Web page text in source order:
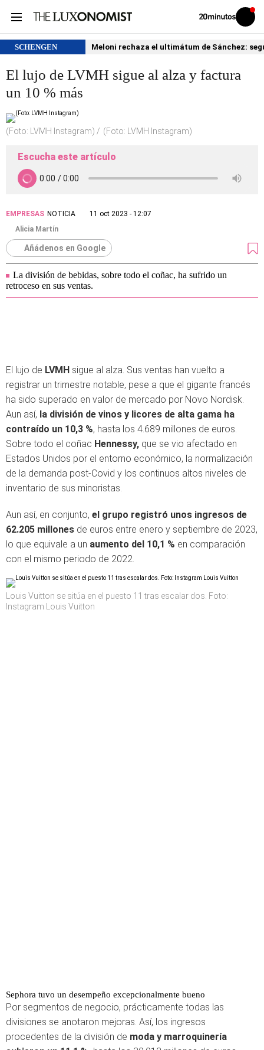
Volver
Iniciar
sesión
SCHENGEN Meloni rechaza el ultimátum de Sánchez:
El lujo de LVMH sigue al alza y factura
un 10 % más
(Foto: LVMH Instagram) (Foto: LVMH Instagram)
Escucha este artículo
EMPRESAS NOTICIA
11 oct 2023 - 12:07
Alicia Martín
Añádenos en Google
La división de bebidas, sobre todo el coñac, ha sufrido un
retroceso en sus ventas.
El lujo de LVMH sigue al alza. Sus ventas han vuelto a
registrar un trimestre notable, pese a que el gigante francés
ha sido superado en valor de mercado por Novo Nordisk.
Aun así, la división de vinos y licores de alta gama ha
contraído un 10,3 %, hasta los 4.689 millones de euros.
Sobre todo el coñac Hennessy, que se vio afectado en
Estados Unidos por el entorno económico, la normalización
de la demanda post-Covid y los continuos altos niveles de
inventario de sus minoristas.
Aun así, en conjunto, el grupo registró unos ingresos de
62.205 millones de euros entre enero y septiembre de 2023,
lo que equivale a un aumento del 10,1 % en comparación
con el mismo periodo de 2022.
Louis Vuitton se sitúa en el puesto 11 tras escalar dos. Foto:
Instagram Louis Vuitton
Sephora tuvo un desempeño excepcionalmente bueno
Por segmentos de negocio, prácticamente todas las
divisiones se anotaron mejoras. Así, los ingresos
procedentes de la división de moda y marroquinería